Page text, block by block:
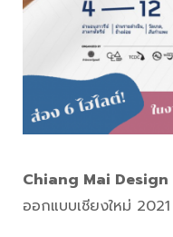
Chiang Mai Design
ออกแบบเชียงใหม่ 2021